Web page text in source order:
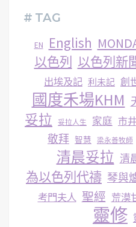
# TAG
EN English
以色列 以色列新
出埃及記 利未記 創
國度禾場KHM
妥拉 妥拉人生 家庭 市
敬拜 智慧 梁永善牧師
清晨妥拉 清
為以色列代禱 琴與
考門夫人 聖經 荒漠
靈修